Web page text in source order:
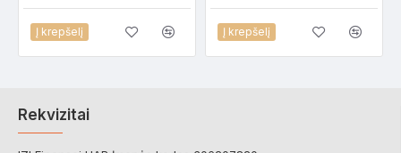
Į krepšelį Į krepšelį
Rekvizitai